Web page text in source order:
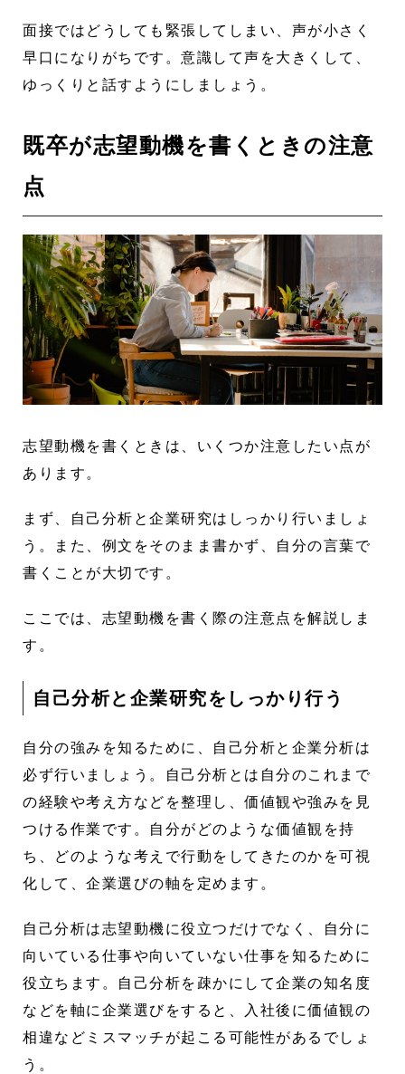
面接ではどうしても緊張してしまい、声が小さく
早口になりがちです。意識して声を大きくして、
ゆっくりと話すようにしましょう。
既卒が志望動機を書くときの注意
点
志望動機を書くときは、いくつか注意したい点が
あります。
まず、自己分析と企業研究はしっかり行いましょ
う。また、例文をそのまま書かず、自分の言葉で
書くことが大切です。
ここでは、志望動機を書く際の注意点を解説しま
す。
自己分析と企業研究をしっかり行う
自分の強みを知るために、自己分析と企業分析は
必ず行いましょう。自己分析とは自分のこれまで
の経験や考え方などを整理し、価値観や強みを見
つける作業です。自分がどのような価値観を持
ち、どのような考えで行動をしてきたのかを可視
化して、企業選びの軸を定めます。
自己分析は志望動機に役立つだけでなく、自分に
向いている仕事や向いていない仕事を知るために
役立ちます。自己分析を疎かにして企業の知名度
などを軸に企業選びをすると、入社後に価値観の
相違などミスマッチが起こる可能性があるでしょ
う。